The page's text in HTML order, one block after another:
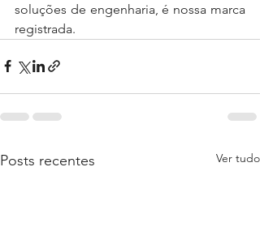
soluções de engenharia, é nossa marca
registrada.
Posts recentes Ver tudo